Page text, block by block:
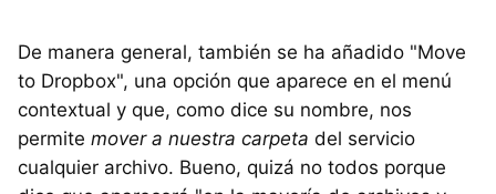
De manera general, también se ha añadido "Move
to Dropbox", una opción que aparece en el menú
contextual y que, como dice su nombre, nos
permite mover a nuestra carpeta del servicio
cualquier archivo. Bueno, quizá no todos porque